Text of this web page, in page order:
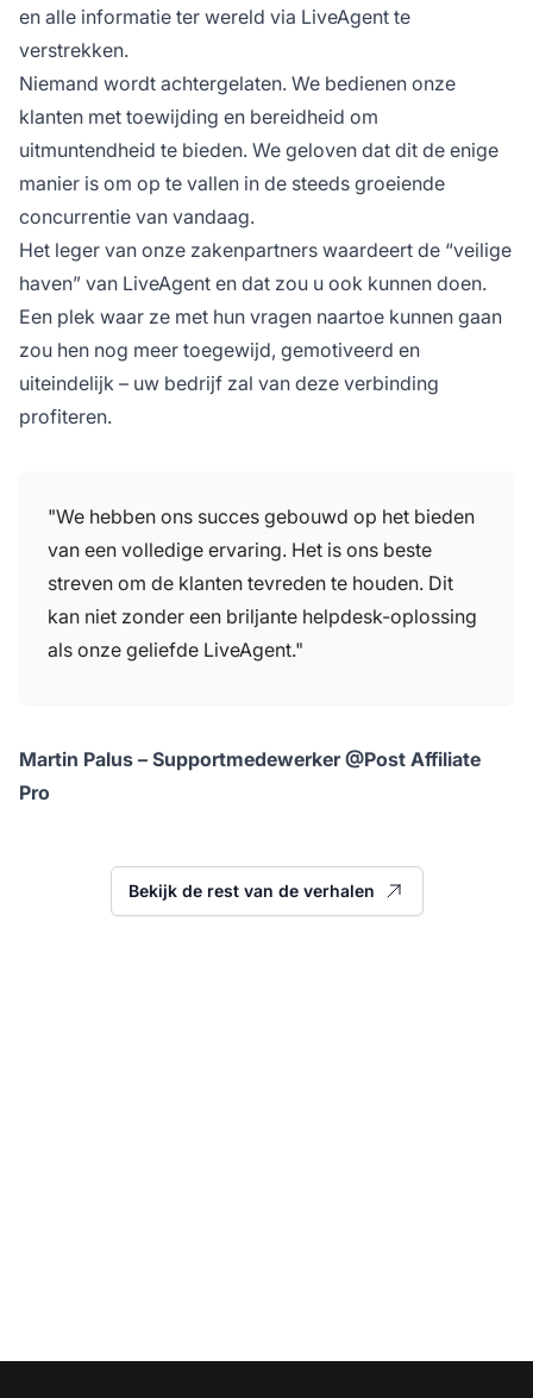
en alle informatie ter wereld via LiveAgent te
verstrekken.
Niemand wordt achtergelaten. We bedienen onze
klanten met toewijding en bereidheid om
uitmuntendheid te bieden. We geloven dat dit de enige
manier is om op te vallen in de steeds groeiende
concurrentie van vandaag.
Het leger van onze zakenpartners waardeert de “veilige
haven” van LiveAgent en dat zou u ook kunnen doen.
Een plek waar ze met hun vragen naartoe kunnen gaan
zou hen nog meer toegewijd, gemotiveerd en
uiteindelijk – uw bedrijf zal van deze verbinding
profiteren.
"We hebben ons succes gebouwd op het bieden
van een volledige ervaring. Het is ons beste
streven om de klanten tevreden te houden. Dit
kan niet zonder een briljante helpdesk-oplossing
als onze geliefde LiveAgent."
Martin Palus – Supportmedewerker @Post Affiliate
Pro
Bekijk de rest van de verhalen